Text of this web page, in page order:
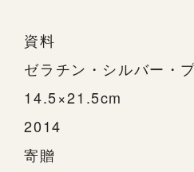
資料
ゼラチン・シルバー・
14.5×21.5cm
2014
寄贈